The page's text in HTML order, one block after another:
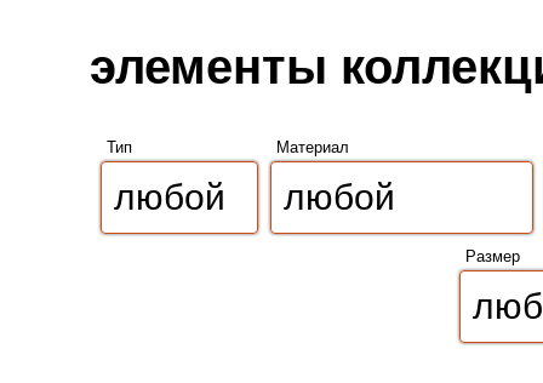
элементы
Тип Материал
Размер